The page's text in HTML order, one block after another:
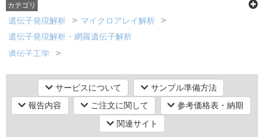
カテゴリ
遺伝子発現解析
マイクロアレイ解析
遺伝子発現解析・網羅遺伝子解析
遺伝子工学
核酸抽出・精製サービスについて
サンプル準備方法
報告内容
ご注文に関して
参考価格表・納期
関連サイト
メーカー別索引
販売元別索引
研究機器オンライン